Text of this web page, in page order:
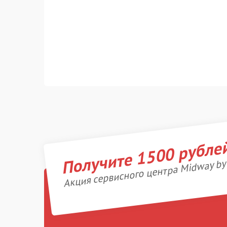
Получите 1500
Акция сервисного центра Midway